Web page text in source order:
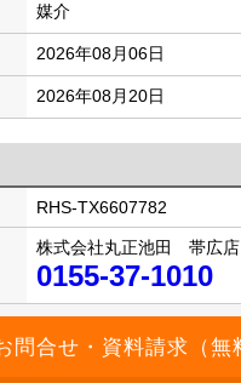
媒介
2026年08月06日
2026年08月20日
RHS-TX6607782
株式会社丸正池田 帯広店
0155-37-1010